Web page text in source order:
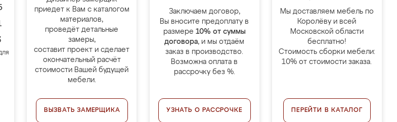
приедет к Вам с каталогом
материалов,
проведёт детальные
замеры,
составит проект и сделает
окончательный расчёт
стоимости Вашей будущей
мебели.
ВЫЗВАТЬ ЗАМЕРЩИКА
Заключаем договор,
Вы вносите предоплату в
размере 10% от суммы
договора, и мы отдаём
заказ в производство.
Возможна оплата в
рассрочку без %.
УЗНАТЬ О РАССРОЧКЕ
Мы доставляем мебель по
Королёву и всей
Московской области
бесплатно!
Стоимость сборки мебели:
10% от стоимости заказа.
ПЕРЕЙТИ В КАТАЛОГ